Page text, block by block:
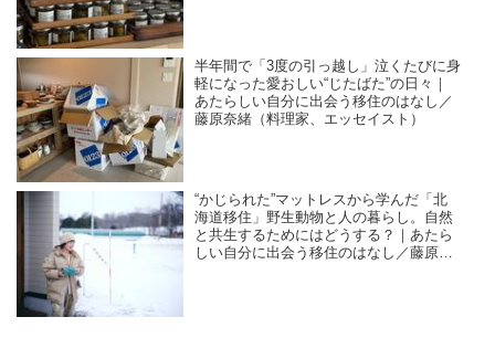
半年間で「3度の引っ越し」泣くたびに身
軽になった愛おしい“じたばた”の日々｜
あたらしい自分に出会う移住のはなし／
藤原奈緒（料理家、エッセイスト）
“かじられた”マットレスから学んだ「北
海道移住」野生動物と人の暮らし。自然
と共生するためにはどうする？｜あたら
しい自分に出会う移住のはなし／藤原奈